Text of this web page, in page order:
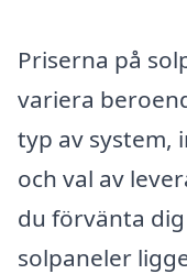
Priserna på
variera
typ av system,
och val av
du förvänta
solpaneler